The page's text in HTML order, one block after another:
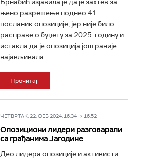
Брнабић изјавила је да је захтев за
њено разрешење поднео 41
посланик опозиције, јер није било
расправе о буџету за 2025. годину и
истакла да је опозиција још раније
најављивала...
Прочитај
ЧЕТВРТАК, 22. ФЕБ 2024, 16:34 -> 16:52
Опозициони лидери разговарали
са грађанима Јагодине
Део лидера опозиције и активисти